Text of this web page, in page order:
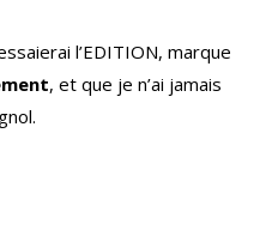
l’EDITION, marque
, et que je n’ai jamais